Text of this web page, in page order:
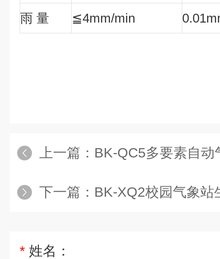
雨 量 ≦4mm/min
上一篇： BK-QC5多要素自动
下一篇： BK-XQ2校园气象站
* 姓名：